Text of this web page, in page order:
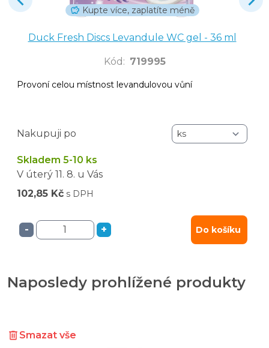
Kupte více, zaplatíte méně
Duck Fresh Discs Levandule WC gel - 36 ml
Kód : 719995
Provoní celou místnost levandulovou vůní
Nakupuji po
Skladem 5-10 ks
V úterý 11. 8. u Vás
102,85 Kč s DPH
- + Do košíku
Naposledy prohlížené produkty
Smazat vše